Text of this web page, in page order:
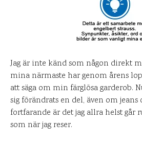
Jag är inte känd som någon direkt
mina närmaste har genom årens
att säga om min färglösa garderob.
sig förändrats en del, även om
fortfarande är det jag allra helst går
som när jag reser.